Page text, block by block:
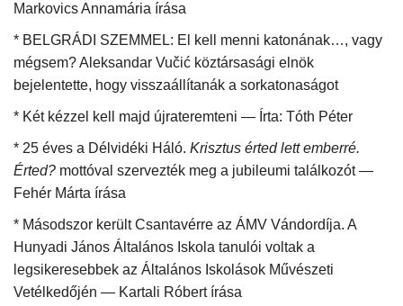
Sajtó
Rendezvény
Humor
Napló postája
Galéria
Újság Archívum
Emlékezzünk †
Markovics Annamária írása
* BELGRÁDI SZEMMEL: El kell menni katonának…, vagy
mégsem? Aleksandar Vučić köztársasági elnök
bejelentette, hogy visszaállítanák a sorkatonaságot
* Két kézzel kell majd újrateremteni — Írta: Tóth Péter
* 25 éves a Délvidéki Háló. Krisztus érted lett emberré.
Érted? mottóval szervezték meg a jubileumi találkozót —
Fehér Márta írása
* Másodszor került Csantavérre az ÁMV Vándordíja. A
Hunyadi János Általános Iskola tanulói voltak a
legsikeresebbek az Általános Iskolások Művészeti
Vetélkedőjén — Kartali Róbert írása